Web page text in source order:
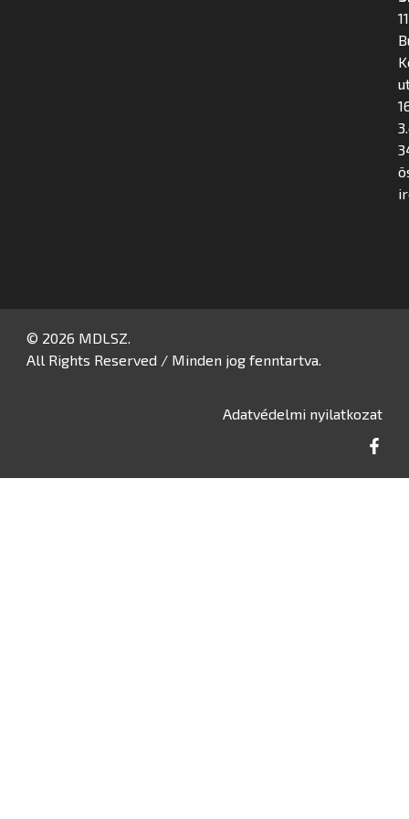
© 2026 MDLSZ.
All Rights Reserved / Minden jog fenntartva.
Adatvédelmi nyilatkozat